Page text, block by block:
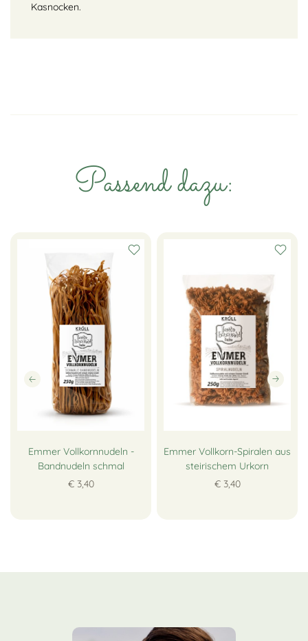
Kasnocken.
Passend dazu:
Emmer Vollkornnudeln -
Bandnudeln schmal
€ 3,40
Emmer Vollkorn-Spiralen aus
steirischem Urkorn
€ 3,40